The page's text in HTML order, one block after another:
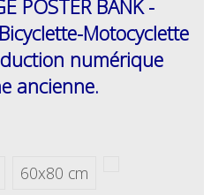
POSTER BANK -
Motocyclette
numérique
ancienne.
60x80 cm